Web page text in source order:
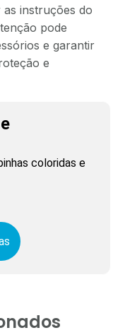
as instruções do
pode
e garantir
e
coloridas e